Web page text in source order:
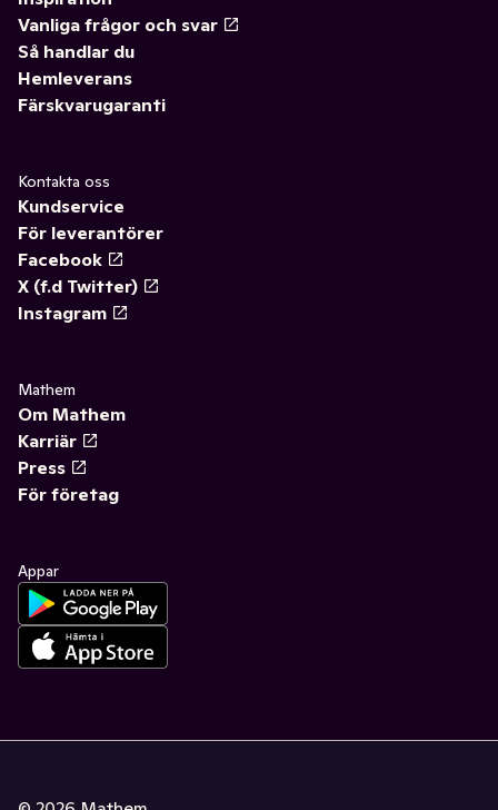
Vanliga frågor och svar
Så handlar du
Hemleverans
Färskvarugaranti
Kontakta oss
Kundservice
För leverantörer
Facebook
X (f.d Twitter)
Instagram
Mathem
Om Mathem
Karriär
Press
För företag
Appar